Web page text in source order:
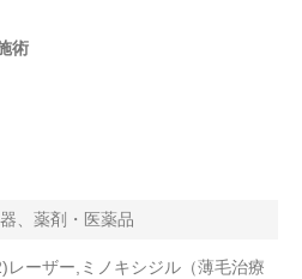
術
、薬剤・医薬品
レーザー,ミノキシジル（薄毛治療